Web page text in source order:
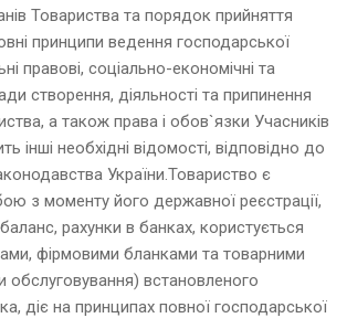
Товариства та порядок прийняття
принципи ведення господарської
правові, соціально-економічні та
створення, діяльності та припинення
а також права i обов`язки Учасників
інші необхідні відомості, відповідно до
України.Товариство є
з моменту його державної реєстрації,
рахунки в банках, користується
фірмовими бланками та товарними
обслуговування) встановленого
діє на принципах повної господарської